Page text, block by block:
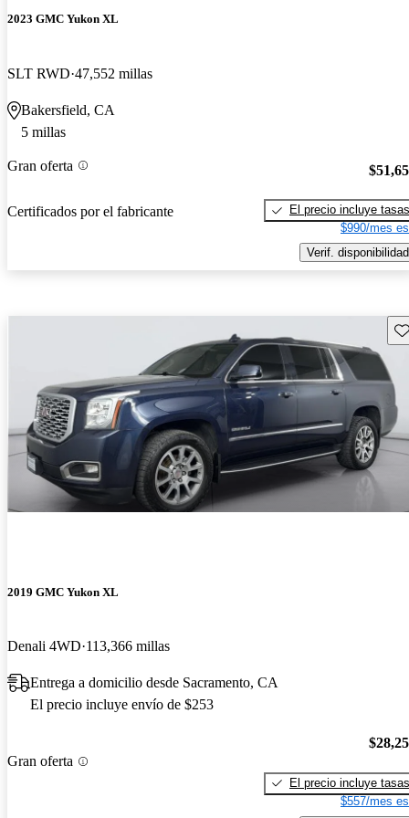
2023 GMC Yukon XL
SLT RWD 47,552 millas
Bakersfield, CA
5 millas
Gran oferta
Certificados por el fabricante
El precio incluye tasas
$990/mes
Verif. disponibilidad
2019 GMC Yukon XL
Denali 4WD 113,366 millas
Entrega a domicilio desde Sacramento, CA
El precio incluye envío de $253
Gran oferta
El precio incluye tasas
$557/mes